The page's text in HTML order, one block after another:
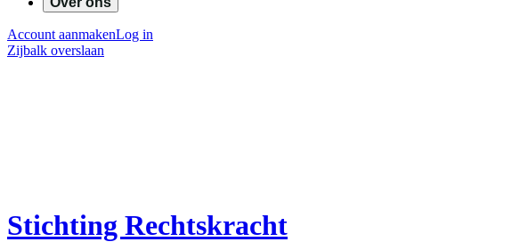
Account aanmakenLog in
Zijbalk overslaan
Stichting Rechtskracht